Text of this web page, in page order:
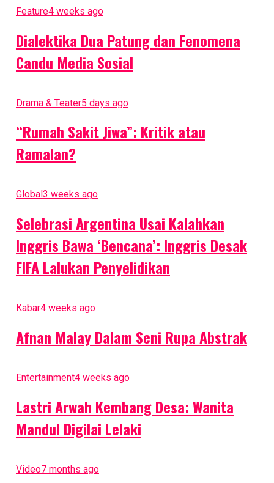
tanah warga, serta uji medis terkait dampak kesehatan
Related Topics:jayakartanewsKPAIPencemaran
LingkunganRusun Marunda
Mendag: Ekonomi Indonesia Maju karena UKM Kuat
Don't Miss
Soal Pencemaran Abu Batu Bara di Rusun Marunda, KPAI Minta
Feature4 weeks ago
Dialektika Dua Patung dan Fenomena
Candu Media Sosial
Drama & Teater5 days ago
“Rumah Sakit Jiwa”: Kritik atau
Ramalan?
Global 3 weeks ago
Selebrasi Argentina Usai Kalahkan
Inggris Bawa ‘Bencana’: Inggris Desak
FIFA Lalukan Penyelidikan
Kabar4 weeks ago
Afnan Malay Dalam Seni Rupa Abstrak
Entertainment4 weeks ago
Lastri Arwah Kembang Desa: Wanita
Mandul Digilai Lelaki
Video7 months ago